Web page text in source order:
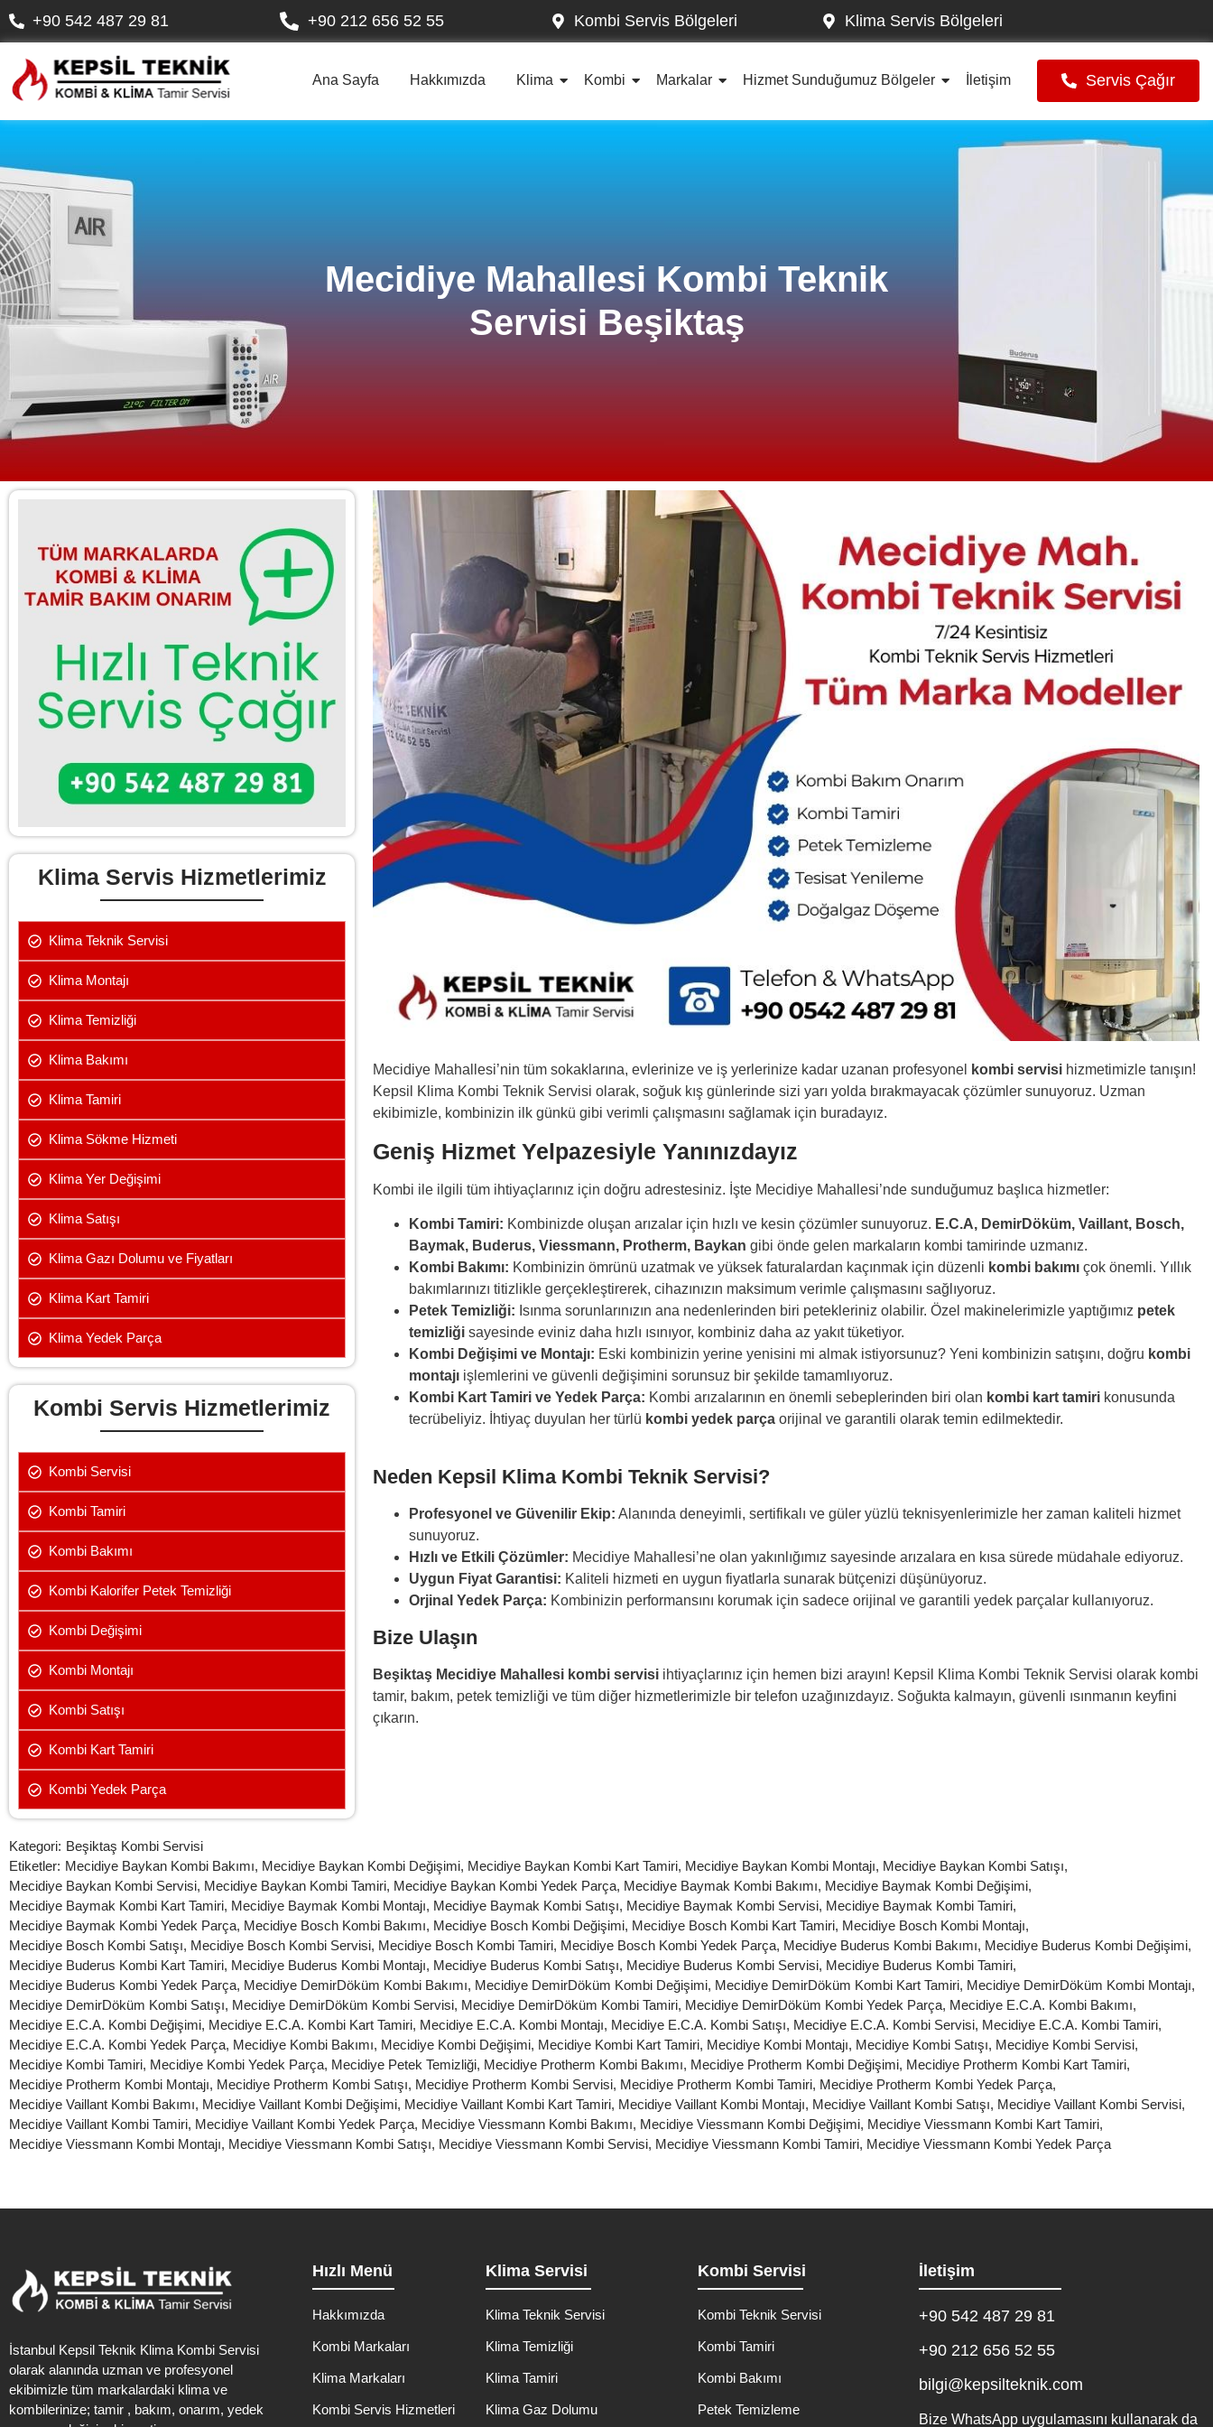
+90 542 487 29 81 +90 212 656 52 55 Kombi Servis Bölgeleri Klima Servis Bölgeleri
Ana Sayfa Hakkımızda Klima Kombi Markalar Hizmet Sunduğumuz Bölgeler İletişim Servis Çağır
Mecidiye Mahallesi Kombi Teknik
Servisi Beşiktaş
Klima Servis Hizmetlerimiz
Klima Teknik Servisi
Klima Montajı
Klima Temizliği
Klima Bakımı
Klima Tamiri
Klima Sökme Hizmeti
Klima Yer Değişimi
Klima Satışı
Klima Gazı Dolumu ve Fiyatları
Klima Kart Tamiri
Klima Yedek Parça
Kombi Servis Hizmetlerimiz
Kombi Servisi
Kombi Tamiri
Kombi Bakımı
Kombi Kalorifer Petek Temizliği
Kombi Değişimi
Kombi Montajı
Kombi Satışı
Kombi Kart Tamiri
Kombi Yedek Parça
Mecidiye Mahallesi’nin tüm sokaklarına, evlerinize ve iş yerlerinize kadar uzanan profesyonel kombi servisi hizmetimizle tanışın!
Kepsil Klima Kombi Teknik Servisi olarak, soğuk kış günlerinde sizi yarı yolda bırakmayacak çözümler sunuyoruz. Uzman
ekibimizle, kombinizin ilk günkü gibi verimli çalışmasını sağlamak için buradayız.
Geniş Hizmet Yelpazesiyle Yanınızdayız
Kombi ile ilgili tüm ihtiyaçlarınız için doğru adrestesiniz. İşte Mecidiye Mahallesi’nde sunduğumuz başlıca hizmetler:
Kombi Tamiri: Kombinizde oluşan arızalar için hızlı ve kesin çözümler sunuyoruz. E.C.A, DemirDöküm, Vaillant, Bosch,
Baymak, Buderus, Viessmann, Protherm, Baykan gibi önde gelen markaların kombi tamirinde uzmanız.
Kombi Bakımı: Kombinizin ömrünü uzatmak ve yüksek faturalardan kaçınmak için düzenli kombi bakımı çok önemli. Yıllık
bakımlarınızı titizlikle gerçekleştirerek, cihazınızın maksimum verimle çalışmasını sağlıyoruz.
Petek Temizliği: Isınma sorunlarınızın ana nedenlerinden biri petekleriniz olabilir. Özel makinelerimizle yaptığımız petek
temizliği sayesinde eviniz daha hızlı ısınıyor, kombiniz daha az yakıt tüketiyor.
Kombi Değişimi ve Montajı: Eski kombinizin yerine yenisini mi almak istiyorsunuz? Yeni kombinizin satışını, doğru kombi
montajı işlemlerini ve güvenli değişimini sorunsuz bir şekilde tamamlıyoruz.
Kombi Kart Tamiri ve Yedek Parça: Kombi arızalarının en önemli sebeplerinden biri olan kombi kart tamiri konusunda
tecrübeliyiz. İhtiyaç duyulan her türlü kombi yedek parça orijinal ve garantili olarak temin edilmektedir.
Neden Kepsil Klima Kombi Teknik Servisi?
Profesyonel ve Güvenilir Ekip: Alanında deneyimli, sertifikalı ve güler yüzlü teknisyenlerimizle her zaman kaliteli hizmet
sunuyoruz.
Hızlı ve Etkili Çözümler: Mecidiye Mahallesi’ne olan yakınlığımız sayesinde arızalara en kısa sürede müdahale ediyoruz.
Uygun Fiyat Garantisi: Kaliteli hizmeti en uygun fiyatlarla sunarak bütçenizi düşünüyoruz.
Orjinal Yedek Parça: Kombinizin performansını korumak için sadece orijinal ve garantili yedek parçalar kullanıyoruz.
Bize Ulaşın
Beşiktaş Mecidiye Mahallesi kombi servisi ihtiyaçlarınız için hemen bizi arayın! Kepsil Klima Kombi Teknik Servisi olarak kombi
tamir, bakım, petek temizliği ve tüm diğer hizmetlerimizle bir telefon uzağınızdayız. Soğukta kalmayın, güvenli ısınmanın keyfini
çıkarın.
Kategori: Beşiktaş Kombi Servisi
Etiketler: Mecidiye Baykan Kombi Bakımı, Mecidiye Baykan Kombi Değişimi, Mecidiye Baykan Kombi Kart Tamiri, Mecidiye Baykan Kombi Montajı, Mecidiye Baykan Kombi Satışı,
Mecidiye Baykan Kombi Servisi, Mecidiye Baykan Kombi Tamiri, Mecidiye Baykan Kombi Yedek Parça, Mecidiye Baymak Kombi Bakımı, Mecidiye Baymak Kombi Değişimi,
Mecidiye Baymak Kombi Kart Tamiri, Mecidiye Baymak Kombi Montajı, Mecidiye Baymak Kombi Satışı, Mecidiye Baymak Kombi Servisi, Mecidiye Baymak Kombi Tamiri,
Mecidiye Baymak Kombi Yedek Parça, Mecidiye Bosch Kombi Bakımı, Mecidiye Bosch Kombi Değişimi, Mecidiye Bosch Kombi Kart Tamiri, Mecidiye Bosch Kombi Montajı,
Mecidiye Bosch Kombi Satışı, Mecidiye Bosch Kombi Servisi, Mecidiye Bosch Kombi Tamiri, Mecidiye Bosch Kombi Yedek Parça, Mecidiye Buderus Kombi Bakımı, Mecidiye Buderus Kombi Değişimi,
Mecidiye Buderus Kombi Kart Tamiri, Mecidiye Buderus Kombi Montajı, Mecidiye Buderus Kombi Satışı, Mecidiye Buderus Kombi Servisi, Mecidiye Buderus Kombi Tamiri,
Mecidiye Buderus Kombi Yedek Parça, Mecidiye DemirDöküm Kombi Bakımı, Mecidiye DemirDöküm Kombi Değişimi, Mecidiye DemirDöküm Kombi Kart Tamiri, Mecidiye DemirDöküm Kombi Montajı,
Mecidiye DemirDöküm Kombi Satışı, Mecidiye DemirDöküm Kombi Servisi, Mecidiye DemirDöküm Kombi Tamiri, Mecidiye DemirDöküm Kombi Yedek Parça, Mecidiye E.C.A. Kombi Bakımı,
Mecidiye E.C.A. Kombi Değişimi, Mecidiye E.C.A. Kombi Kart Tamiri, Mecidiye E.C.A. Kombi Montajı, Mecidiye E.C.A. Kombi Satışı, Mecidiye E.C.A. Kombi Servisi, Mecidiye E.C.A. Kombi Tamiri,
Mecidiye E.C.A. Kombi Yedek Parça, Mecidiye Kombi Bakımı, Mecidiye Kombi Değişimi, Mecidiye Kombi Kart Tamiri, Mecidiye Kombi Montajı, Mecidiye Kombi Satışı, Mecidiye Kombi Servisi,
Mecidiye Kombi Tamiri, Mecidiye Kombi Yedek Parça, Mecidiye Petek Temizliği, Mecidiye Protherm Kombi Bakımı, Mecidiye Protherm Kombi Değişimi, Mecidiye Protherm Kombi Kart Tamiri,
Mecidiye Protherm Kombi Montajı, Mecidiye Protherm Kombi Satışı, Mecidiye Protherm Kombi Servisi, Mecidiye Protherm Kombi Tamiri, Mecidiye Protherm Kombi Yedek Parça,
Mecidiye Vaillant Kombi Bakımı, Mecidiye Vaillant Kombi Değişimi, Mecidiye Vaillant Kombi Kart Tamiri, Mecidiye Vaillant Kombi Montajı, Mecidiye Vaillant Kombi Satışı, Mecidiye Vaillant Kombi Servisi,
Mecidiye Vaillant Kombi Tamiri, Mecidiye Vaillant Kombi Yedek Parça, Mecidiye Viessmann Kombi Bakımı, Mecidiye Viessmann Kombi Değişimi, Mecidiye Viessmann Kombi Kart Tamiri,
Mecidiye Viessmann Kombi Montajı, Mecidiye Viessmann Kombi Satışı, Mecidiye Viessmann Kombi Servisi, Mecidiye Viessmann Kombi Tamiri, Mecidiye Viessmann Kombi Yedek Parça
İstanbul Kepsil Teknik Klima Kombi Servisi
olarak alanında uzman ve profesyonel
ekibimizle tüm markalardaki klima ve
kombilerinize; tamir , bakım, onarım, yedek
Hızlı Menü
Hakkımızda
Kombi Markaları
Klima Markaları
Kombi Servis Hizmetleri
Klima Servisi
Klima Teknik Servisi
Klima Temizliği
Klima Tamiri
Klima Gaz Dolumu
Kombi Servisi
Kombi Teknik Servisi
Kombi Tamiri
Kombi Bakımı
Petek Temizleme
İletişim
+90 542 487 29 81
+90 212 656 52 55
bilgi@kepsilteknik.com
Bize WhatsApp uygulamasını kullanarak da